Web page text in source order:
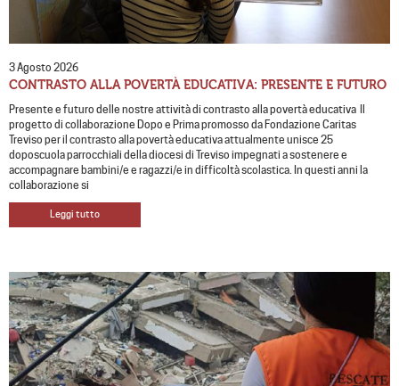
3 Agosto 2026
CONTRASTO ALLA POVERTÀ EDUCATIVA: PRESENTE E FUTURO
Presente e futuro delle nostre attività di contrasto alla povertà educativa Il
progetto di collaborazione Dopo e Prima promosso da Fondazione Caritas
Treviso per il contrasto alla povertà educativa attualmente unisce 25
doposcuola parrocchiali della diocesi di Treviso impegnati a sostenere e
accompagnare bambini/e e ragazzi/e in difficoltà scolastica. In questi anni la
collaborazione si
Leggi tutto